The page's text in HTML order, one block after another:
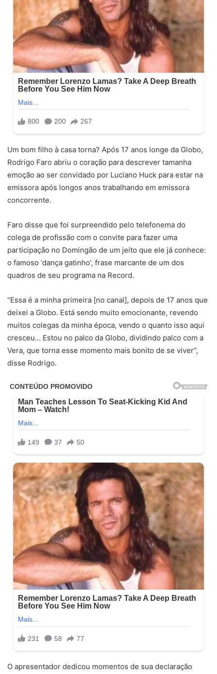
Um bom filho à casa torna? Após 17 anos longe da Globo,
Rodrigo Faro abriu o coração para descrever tamanha
emoção ao ser convidado por Luciano Huck para estar na
emissora após longos anos trabalhando em emissora
concorrente.
Faro disse que foi surpreendido pelo telefonema do
colega de profissão com o convite para fazer uma
participação no Domingão de um jeito que ele já conhece:
o famoso ‘dança gatinho’, frase marcante de um dos
quadros de seu programa na Record.
“Essa é a minha primeira [no canal], depois de 17 anos que
deixei a Globo. Está sendo muito emocionante, revendo
muitos colegas da minha época, vendo o quanto isso aqui
cresceu… Estou no palco da Globo, dividindo palco com a
Vera, que torna esse momento mais bonito de se viver“,
disse Rodrigo.
O apresentador dedicou momentos de sua declaração